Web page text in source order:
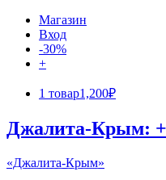
Магазин
Вход
-30%
+
1 товар1,200₽
Джалита-Крым:
«Джалита-Крым»